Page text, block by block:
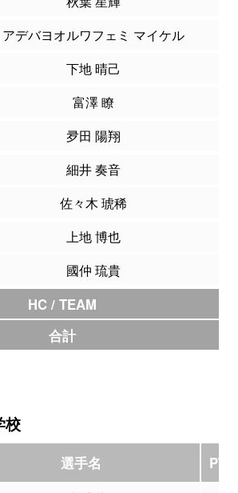
アデバヨオルワフェミ マイケル
下地 晴己
富澤 瞭
夛田 陽翔
細井 奏音
佐々木 琥稀
上地 博也
國仲 琉貴
HC / TEAM
合計
校
選手名 PTS